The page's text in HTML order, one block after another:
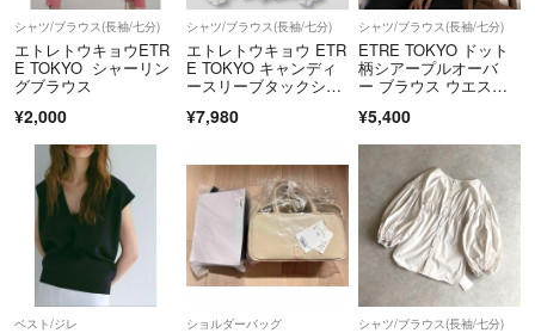
シャツ/ブラウス(長袖/七分)
エトレトウキョウETR
E TOKYO シャーリン
グブラウス
¥2,000
シャツ/ブラウス(長袖/七分)
エトレトウキョウ ETR
E TOKYO キャンディ
ースリーブタックシャ
¥7,980
シャツ/ブラウス(長袖/七分)
ETRE TOKYO ドット
柄シアープルオーバ
ー ブラウス ウエスト
¥5,400
ベスト/ジレ ショルダーバッグ シャツ/ブラウス(長袖/七分)